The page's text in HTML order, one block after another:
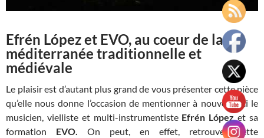
Efrén López et EVO, au coeur de la
méditerranée traditionnelle et
médiévale
Le plaisir est d’autant plus grand de vous présenter cette pièce
qu’elle nous donne l’occasion de mentionner à nouveau ici le
musicien, vielliste et multi-instrumentiste Efrén Lópezet sa
formation EVO. On peut, en effet, retrouver cette